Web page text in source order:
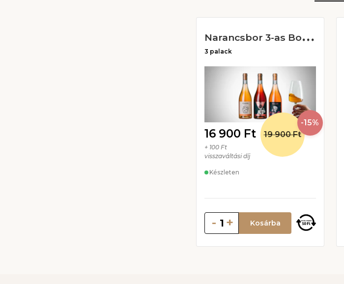
N
arancsbor 3-as Borcsomag
3 palack
16 900 Ft
+ 100 Ft
visszaváltási díj
Készleten
19 900 Ft
-15%
- + Kosárba